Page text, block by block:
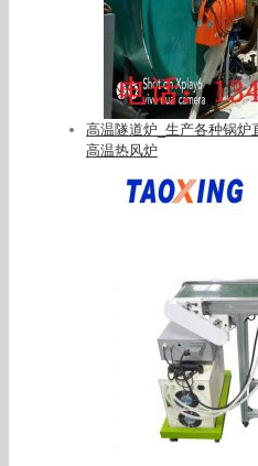
高温隧道炉_生产各种锅炉
高温热风炉